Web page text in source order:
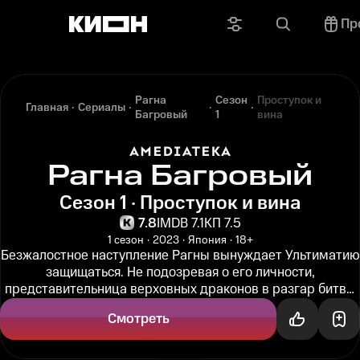
Главная Сериалы
Рагна
Багровый
Сезон
1
Проступок и
вина
Рагна Багровый
Сезон 1 · Проступок и вина
7.8IMDB 7.1КП 7.5
1 сезон 2023 Япония 18+
Безжалостное наступление Рагны вынуждает Ультиматию
защищаться. Не подозревая о его личности,
представительница верховных драконов в разгар битвы
Смотреть